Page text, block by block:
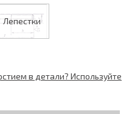
Лепестки
в детали? Используйте